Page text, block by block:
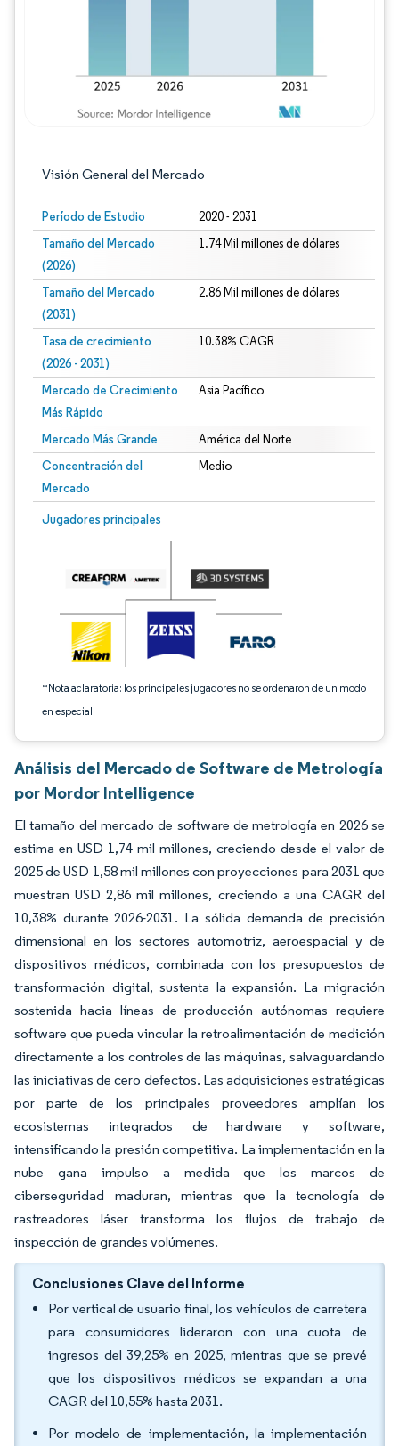
Visión General del Mercado
Período de Estudio 2020 - 2031
Tamaño del Mercado
(2026)
1.74 Mil millones de dólares
Tamaño del Mercado
(2031)
2.86 Mil millones de dólares
Tasa de crecimiento
(2026 - 2031)
10.38% CAGR
Mercado de Crecimiento
Más Rápido
Asia Pacífico
Mercado Más Grande América del Norte
Concentración del
Mercado
Medio
Jugadores principales
*Nota aclaratoria: los principales jugadores no se ordenaron de un modo
en especial
Imagen © Mordor Intelligence. El uso requiere atribución según CC BY 4.0.
Análisis del Mercado de Software de Metrología
por Mordor Intelligence
El tamaño del mercado de software de metrología en 2026 se
estima en USD 1,74 mil millones, creciendo desde el valor de
2025 de USD 1,58 mil millones con proyecciones para 2031 que
muestran USD 2,86 mil millones, creciendo a una CAGR del
10,38% durante 2026-2031. La sólida demanda de precisión
dimensional en los sectores automotriz, aeroespacial y de
dispositivos médicos, combinada con los presupuestos de
transformación digital, sustenta la expansión. La migración
sostenida hacia líneas de producción autónomas requiere
software que pueda vincular la retroalimentación de medición
directamente a los controles de las máquinas, salvaguardando
las iniciativas de cero defectos. Las adquisiciones estratégicas
por parte de los principales proveedores amplían los
ecosistemas integrados de hardware y software,
intensificando la presión competitiva. La implementación en la
nube gana impulso a medida que los marcos de
ciberseguridad maduran, mientras que la tecnología de
rastreadores láser transforma los flujos de trabajo de
inspección de grandes volúmenes.
Conclusiones Clave del Informe
Por vertical de usuario final, los vehículos de carretera
para consumidores lideraron con una cuota de
ingresos del 39,25% en 2025, mientras que se prevé
que los dispositivos médicos se expandan a una
CAGR del 10,55% hasta 2031.
Por modelo de implementación, la implementación